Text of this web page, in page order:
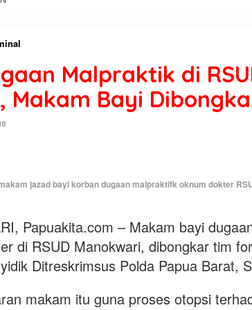
g
a
a
M
a
l
p
Malpraktik di
Makam Bayi
jazad bayi korban dugaan malpraktifk oknum dokter
Papuakita.com – Makam bayi
di RSUD Manokwari, dibongkar tim
Ditreskrimsus Polda Papua Barat,
makam itu guna proses otopsi
DAN